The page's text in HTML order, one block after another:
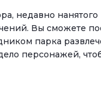
недавно
Вы сможете
парка
персонажей,